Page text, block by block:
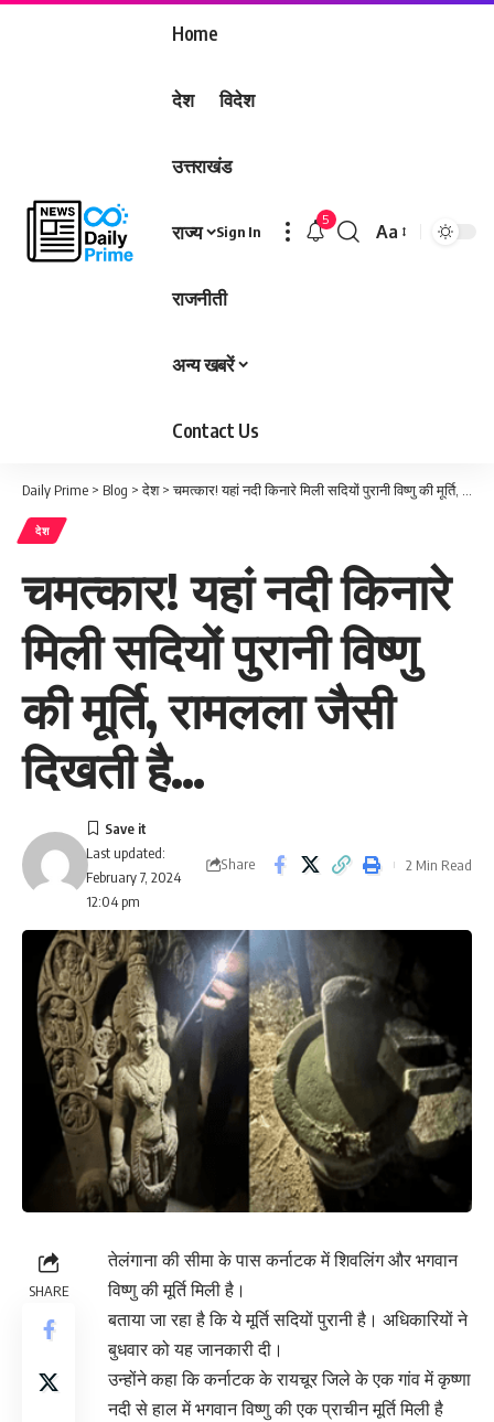
Home
देश विदेश
उत्तराखंड
राज्य
राजनीती
अन्य खबरें
Contact Us
Sign In
5
Font
Aa
Daily Prime > Blog >देश>चमत्कार! यहां नदी किनारे मिली सदियों पुरानी विष्णु की मूर्ति, रामलला जैसी दिखती है…
देश
चमत्कार! यहां नदी किनारे
मिली सदियों पुरानी विष्णु
की मूर्ति, रामलला जैसी
दिखती है…
Last updated:
February 7, 2024
12:04 pm
Share 2 Min Read
SHARE
तेलंगाना की सीमा के पास कर्नाटक में शिवलिंग और भगवान
विष्णु की मूर्ति मिली है।
बताया जा रहा है कि ये मूर्ति सदियों पुरानी है। अधिकारियों ने
बुधवार को यह जानकारी दी।
उन्होंने कहा कि कर्नाटक के रायचूर जिले के एक गांव में कृष्णा
नदी से हाल में भगवान विष्णु की एक प्राचीन मूर्ति मिली है